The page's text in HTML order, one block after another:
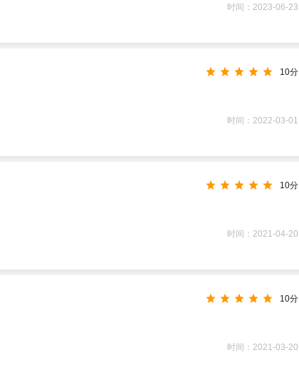
时间：2023-06-23
10分
时间：2022-03-01
10分
时间：2021-04-20
10分
时间：2021-03-20